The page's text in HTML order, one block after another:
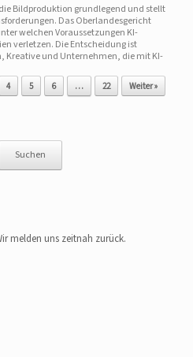
Bildproduktion grundlegend und stellt
Das Oberlandesgericht
welchen Voraussetzungen KI-
verletzen. Die Entscheidung ist
Kreative und Unternehmen, die mit KI-
4 5 6 … 22 Weiter »
Suchen
melden uns zeitnah zurück.